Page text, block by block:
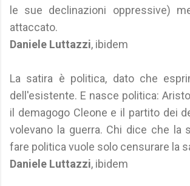
le sue declinazioni oppressive)
attaccato.
Daniele Luttazzi, ibidem
La satira è politica, dato che
dell'esistente. E nasce politica:
il demagogo Cleone e il partito dei
volevano la guerra. Chi dice che la
fare politica vuole solo censurare la
Daniele Luttazzi, ibidem